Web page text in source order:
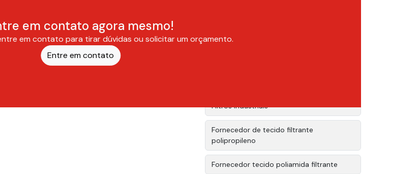
em contato agora mesmo!
em contato para tirar dúvidas ou solicitar um orçamento.
Entre em contato
Filtros industriais
Fornecedor de tecido filtrante
polipropileno
Fornecedor tecido poliamida filtrante